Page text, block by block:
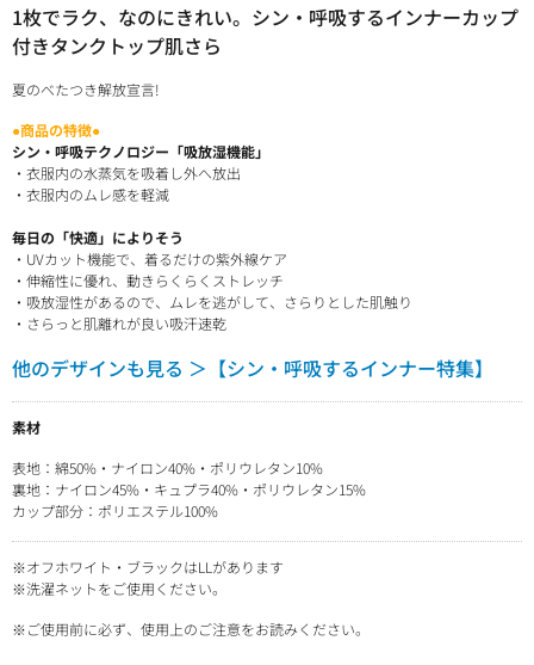
1枚でラク、なのにきれい。シン・呼吸するインナーカップ
付きタンクトップ肌さら
夏のべたつき解放宣言!
●商品の特徴●
シン・呼吸テクノロジー「吸放湿機能」
・衣服内の水蒸気を吸着し外へ放出
・衣服内のムレ感を軽減
毎日の「快適」によりそう
・UVカット機能で、着るだけの紫外線ケア
・伸縮性に優れ、動きらくらくストレッチ
・吸放湿性があるので、ムレを逃がして、さらりとした肌触り
・さらっと肌離れが良い吸汗速乾
他のデザインも見る ＞【シン・呼吸するインナー特集】
素材
表地：綿50%・ナイロン40%・ポリウレタン10%
裏地：ナイロン45%・キュプラ40%・ポリウレタン15%
カップ部分：ポリエステル100%
※オフホワイト・ブラックはLLがあります
※洗濯ネットをご使用ください。
※ご使用前に必ず、使用上のご注意をお読みください。